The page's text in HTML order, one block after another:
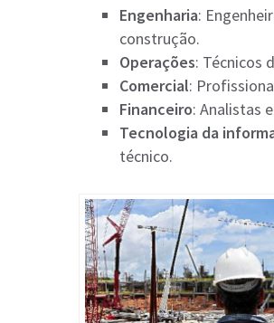
Engenharia:
construção.
Operações: Técnicos
Comercial:
Financeiro: Analistas
Tecnologia da
técnico.